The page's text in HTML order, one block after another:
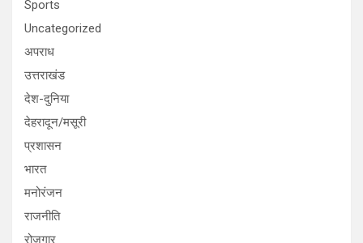
Sports
Uncategorized
अपराध
उत्तराखंड
देश-दुनिया
देहरादून/मसूरी
प्रशासन
भारत
मनोरंजन
राजनीति
रोजगार